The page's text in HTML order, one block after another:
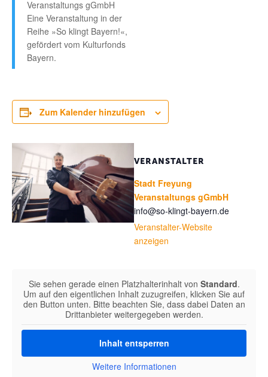
Veranstaltungs gGmbH
Eine Veranstaltung in der
Reihe »So klingt Bayern!«,
gefördert vom Kulturfonds
Bayern.
Zum Kalender hinzufügen
VERANSTALTER
Stadt Freyung
Veranstaltungs gGmbH
info@so-klingt-bayern.de
Veranstalter-Website
anzeigen
Sie sehen gerade einen Platzhalterinhalt von Standard.
Um auf den eigentlichen Inhalt zuzugreifen, klicken Sie auf
den Button unten. Bitte beachten Sie, dass dabei Daten an
Drittanbieter weitergegeben werden.
Inhalt entsperren
Weitere Informationen